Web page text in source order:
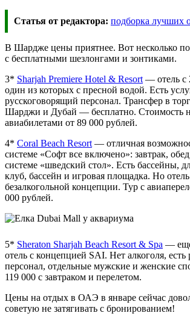
Статья от редактора: подборка лучших
В Шардже цены приятнее. Вот несколько
с бесплатными шезлонгами и зонтиками.
3* Sharjah Premiere Hotel & Resort — отель с
один из которых с пресной водой. Есть
русскоговорящий персонал. Трансфер в
Шарджи и Дубай — бесплатно. Стоимость
авиабилетами от 89 000 рублей.
4* Coral Beach Resort — отличная
системе «Софт все включено»: завтрак,
системе «шведский стол». Есть бассейны,
клуб, бассейн и игровая площадка. Но
безалкогольной концепции. Тур с
000 рублей.
5* Sheraton Sharjah Beach Resort & Spa —
отель с концепцией SAI. Нет алкоголя, есть
персонал, отдельные мужские и женские
119 000 с завтраком и перелетом.
Цены на отдых в ОАЭ в январе сейчас
советую не затягивать с бронированием!